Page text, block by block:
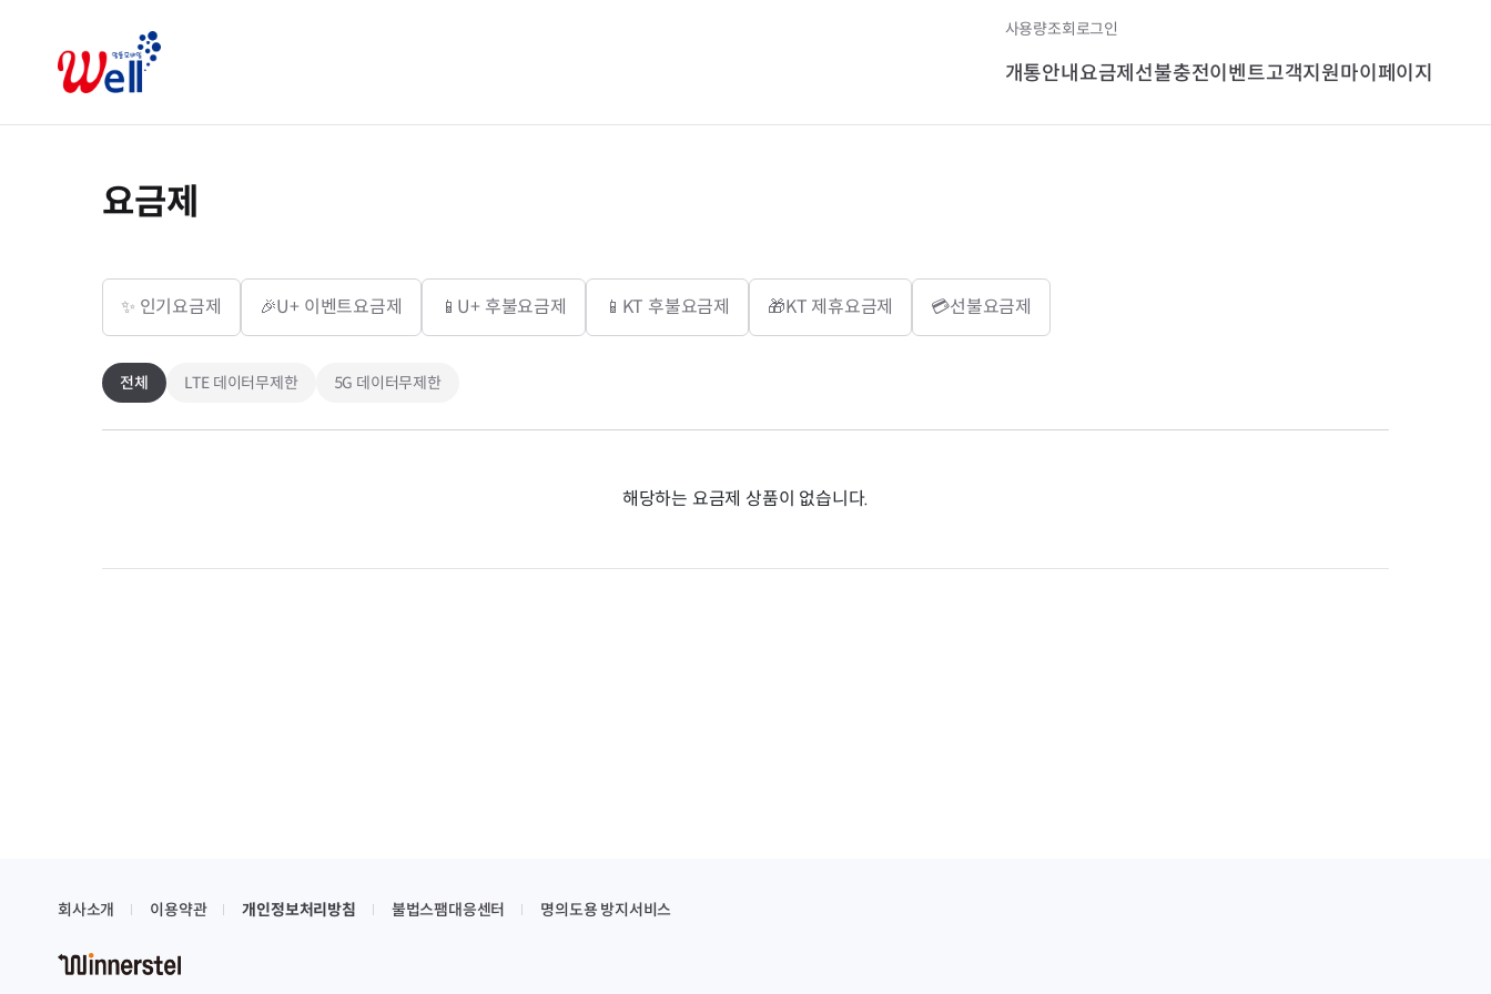
사용량조회로그인
개통안내 요금제 선불충전이벤트고객지원마이페이지
요금제
✨ 인기요금제 🎉U+ 이벤트요금제 📱U+ 후불요금제 📱KT 후불요금제 🎁KT 제휴요금제 💳선불요금제
전체 LTE 데이터무제한 5G 데이터무제한
해당하는 요금제 상품이 없습니다.
회사소개 이용약관 개인정보처리방침 불법스팸대응센터 명의도용 방지서비스